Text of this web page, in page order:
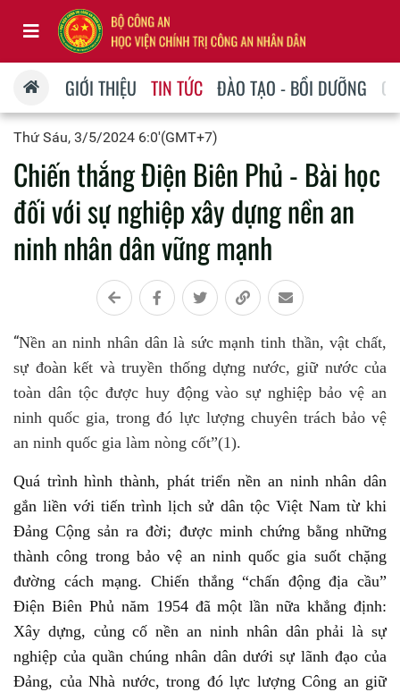
GIỚI THIỆU TIN TỨC ĐÀO TẠO - BỒI DƯỠNG
Thứ Sáu, 3/5/2024 6:0'(GMT+7)
Chiến thắng Điện Biên Phủ - Bài học
đối với sự nghiệp xây dựng nền an
ninh nhân dân vững mạnh
“Nền an ninh nhân dân là sức mạnh tinh thần, vật chất,
sự đoàn kết và truyền thống dựng nước, giữ nước của
toàn dân tộc được huy động vào sự nghiệp bảo vệ an
ninh quốc gia, trong đó lực lượng chuyên trách bảo vệ
an ninh quốc gia làm nòng cốt”(1).
Quá trình hình thành, phát triển nền an ninh nhân dân
gắn liền với tiến trình lịch sử dân tộc Việt Nam từ khi
Đảng Cộng sản ra đời; được minh chứng bằng những
thành công trong bảo vệ an ninh quốc gia suốt chặng
đường cách mạng. Chiến thắng “chấn động địa cầu”
Điện Biên Phủ năm 1954 đã một lần nữa khẳng định:
Xây dựng, củng cố nền an ninh nhân dân phải là sự
nghiệp của quần chúng nhân dân dưới sự lãnh đạo của
Đảng, của Nhà nước, trong đó lực lượng Công an giữ